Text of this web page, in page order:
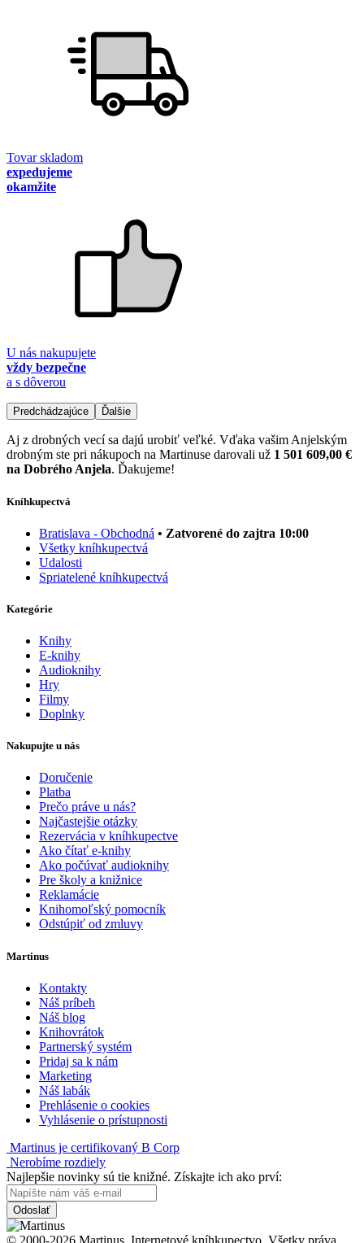
Tovar skladom
expedujeme
okamžite
U nás nakupujete
vždy bezpečne
a s dôverou
Predchádzajúce Ďalšie
Aj z drobných vecí sa dajú urobiť veľké. Vďaka vašim Anjelským
drobným ste pri nákupoch na Martinuse darovali už 1 501 609,00 €
na Dobrého Anjela. Ďakujeme!
Kníhkupectvá
Bratislava - Obchodná • Zatvorené do zajtra 10:00
Všetky kníhkupectvá
Udalosti
Spriatelené kníhkupectvá
Kategórie
Knihy
E-knihy
Audioknihy
Hry
Filmy
Doplnky
Nakupujte u nás
Doručenie
Platba
Prečo práve u nás?
Najčastejšie otázky
Rezervácia v kníhkupectve
Ako čítať e-knihy
Ako počúvať audioknihy
Pre školy a knižnice
Reklamácie
Knihomoľský pomocník
Odstúpiť od zmluvy
Martinus
Kontakty
Náš príbeh
Náš blog
Knihovrátok
Partnerský systém
Pridaj sa k nám
Marketing
Náš labák
Prehlásenie o cookies
Vyhlásenie o prístupnosti
Martinus je certifikovaný B Corp
Nerobíme rozdiely
Najlepšie novinky sú tie knižné. Získajte ich ako prví:
Odoslať
© 2000-2026 Martinus. Internetové kníhkupectvo. Všetky práva